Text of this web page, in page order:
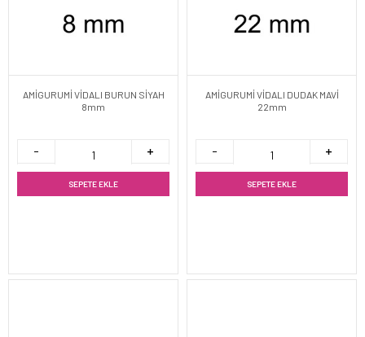
AMİGURUMİ VİDALI BURUN SİYAH
8mm
SEPETE EKLE
AMİGURUMİ VİDALI DUDAK MAVİ
22mm
SEPETE EKLE